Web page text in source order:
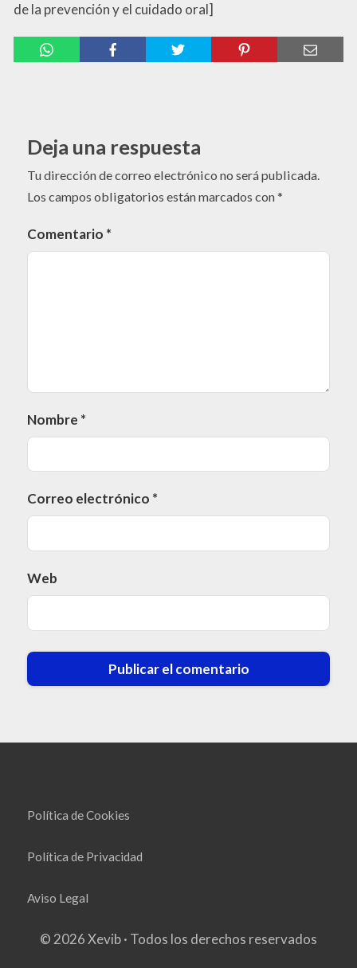
de la prevención y el cuidado oral]
Deja una respuesta
Tu dirección de correo electrónico no será publicada.
Los campos obligatorios están marcados con*
Comentario *
Nombre *
Correo electrónico *
Web
Política de Cookies
Política de Privacidad
Aviso Legal
© 2026 Xevib · Todos los derechos reservados